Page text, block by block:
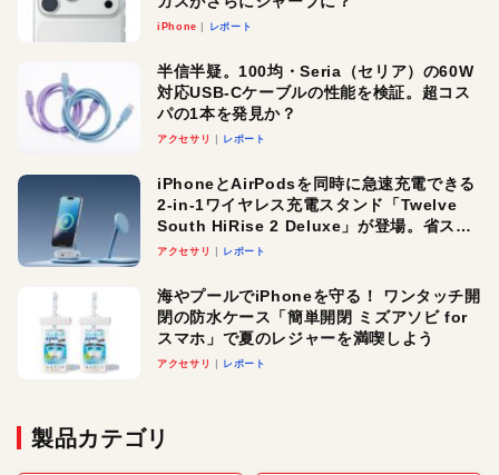
iPhone レポート
半信半疑。100均・Seria（セリア）の60W
対応USB-Cケーブルの性能を検証。超コス
パの1本を発見か？
アクセサリ レポート
iPhoneとAirPodsを同時に急速充電できる
2-in-1ワイヤレス充電スタンド「Twelve
South HiRise 2 Deluxe」が登場。省スペ
ースでおしゃれに充電したい人にオスス
アクセサリ レポート
海やプールでiPhoneを守る！ ワンタッチ開
閉の防水ケース「簡単開閉 ミズアソビ for
スマホ」で夏のレジャーを満喫しよう
アクセサリ レポート
製品カテゴリ